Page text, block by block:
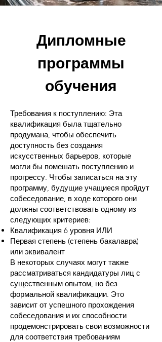
Дипломные
программы
обучения
Требования к поступлению: Эта
квалификация была тщательно
продумана, чтобы обеспечить
доступность без создания
искусственных барьеров, которые
могли бы помешать поступлению и
прогрессу. Чтобы записаться на эту
программу, будущие учащиеся пройдут
собеседование, в ходе которого они
должны соответствовать одному из
следующих критериев:
Квалификация 6 уровня ИЛИ
Первая степень (степень бакалавра)
или эквивалент
В некоторых случаях могут также
рассматриваться кандидатуры лиц с
существенным опытом, но без
формальной квалификации. Это
зависит от успешного прохождения
собеседования и их способности
продемонстрировать свои возможности
для соответствия требованиям